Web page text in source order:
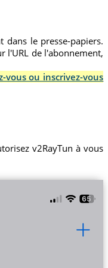
dans le presse-papiers.
l'URL de l'abonnement,
vous ou inscrivez-vous
v2RayTun à vous